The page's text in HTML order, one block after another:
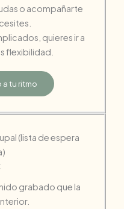
o acompañarte
quieres ir a
flexibilidad.
a tu ritmo
(lista de espera
grabado que la